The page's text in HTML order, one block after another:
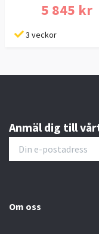
5 845 kr
3 veckor
Anmäl dig till
Om oss